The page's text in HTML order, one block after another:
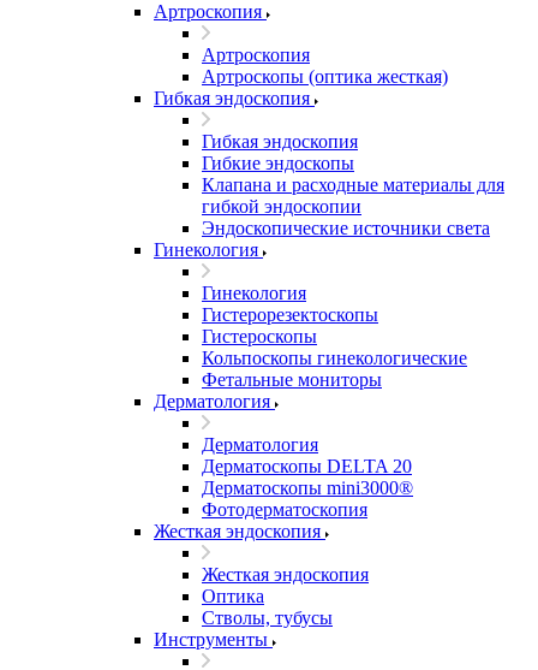
Артроскопия
Артроскопия
Артроскопы (оптика жесткая)
Гибкая эндоскопия
Гибкая эндоскопия
Гибкие эндоскопы
Клапана и расходные материалы для
гибкой эндоскопии
Эндоскопические источники света
Гинекология
Гинекология
Гистерорезектоскопы
Гистероскопы
Кольпоскопы гинекологические
Фетальные мониторы
Дерматология
Дерматология
Дерматоскопы DELTA 20
Дерматоскопы mini3000®
Фотодерматоскопия
Жесткая эндоскопия
Жесткая эндоскопия
Оптика
Стволы, тубусы
Инструменты